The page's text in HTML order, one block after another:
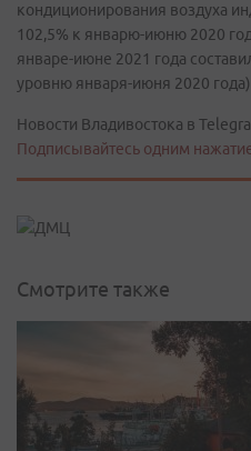
кондиционирования воздуха
102,5% к январю-июню 2020
январе-июне 2021 года
уровню января-июня 2020
Новости Владивостока в
Подписывайтесь одним
Смотрите также